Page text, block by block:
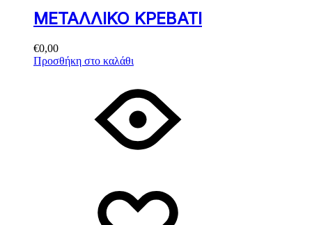
ΜΕΤΑΛΛΙΚΟ ΚΡΕΒΑΤΙ
€0,00
Προσθήκη στο καλάθι